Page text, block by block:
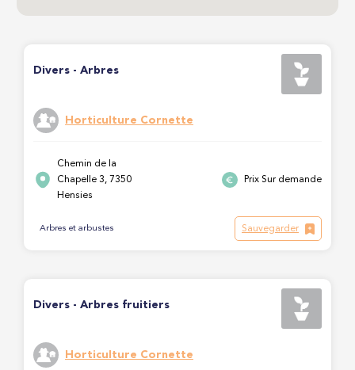
Divers - Arbres
Horticulture Cornette
Chemin de la
Chapelle 3, 7350
Hensies
Prix Sur demande
Arbres et arbustes Sauvegarder
Divers - Arbres fruitiers
Horticulture Cornette